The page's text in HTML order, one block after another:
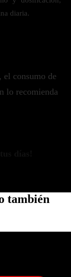
diaria.
el consumo de
lo recomienda
también